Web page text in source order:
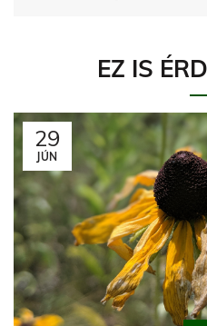
EZ IS
29
JÚN